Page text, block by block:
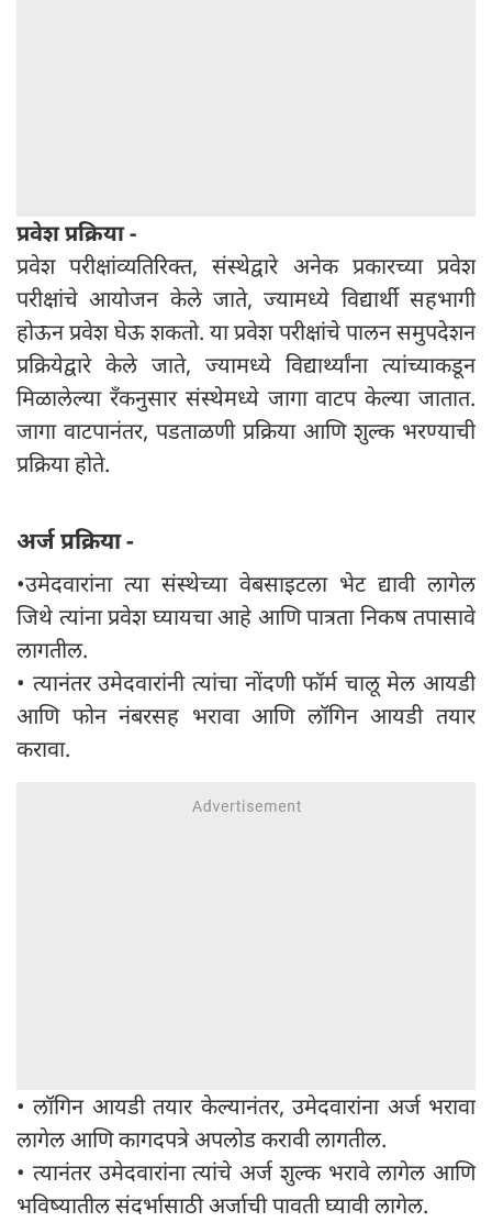
प्रवेश प्रक्रिया -
प्रवेश परीक्षांव्यतिरिक्त, संस्थेद्वारे अनेक प्रकारच्या प्रवेश
परीक्षांचे आयोजन केले जाते, ज्यामध्ये विद्यार्थी सहभागी
होऊन प्रवेश घेऊ शकतो. या प्रवेश परीक्षांचे पालन समुपदेशन
प्रक्रियेद्वारे केले जाते, ज्यामध्ये विद्यार्थ्यांना त्यांच्याकडून
मिळालेल्या रँकनुसार संस्थेमध्ये जागा वाटप केल्या जातात.
जागा वाटपानंतर, पडताळणी प्रक्रिया आणि शुल्क भरण्याची
प्रक्रिया होते.
अर्ज प्रक्रिया -
•उमेदवारांना त्या संस्थेच्या वेबसाइटला भेट द्यावी लागेल
जिथे त्यांना प्रवेश घ्यायचा आहे आणि पात्रता निकष तपासावे
लागतील.
• त्यानंतर उमेदवारांनी त्यांचा नोंदणी फॉर्म चालू मेल आयडी
आणि फोन नंबरसह भरावा आणि लॉगिन आयडी तयार
करावा.
• लॉगिन आयडी तयार केल्यानंतर, उमेदवारांना अर्ज भरावा
लागेल आणि कागदपत्रे अपलोड करावी लागतील.
• त्यानंतर उमेदवारांना त्यांचे अर्ज शुल्क भरावे लागेल आणि
भविष्यातील संदर्भासाठी अर्जाची पावती घ्यावी लागेल.